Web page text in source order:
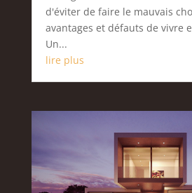
d'éviter de faire le mauvais
avantages et défauts de vivre
Un...
lire plus